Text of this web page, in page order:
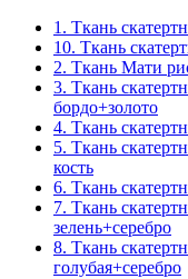
1. Ткань
10. Ткань
2. Ткань Мати
3. Ткань
бордо+золото
4. Ткань
5. Ткань
кость
6. Ткань
7. Ткань
зелень+серебро
8. Ткань
голубая+серебро